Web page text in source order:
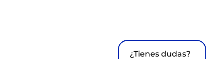
¿Tienes dudas?